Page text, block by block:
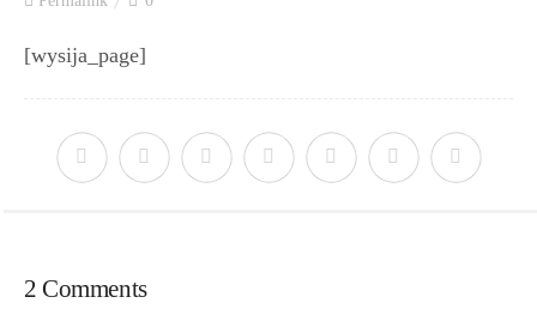
Apéro
[wysija_page]
2 Comments